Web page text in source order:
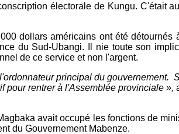
électorale de Kungu. C'était
dollars américains ont été détournés
du Sud-Ubangi. Il nie toute son
de ce service et non l'argent.
principal du gouvernement.
pour rentrer à l'Assemblée provinciale »,
avait occupé les fonctions de
du Gouvernement Mabenze.